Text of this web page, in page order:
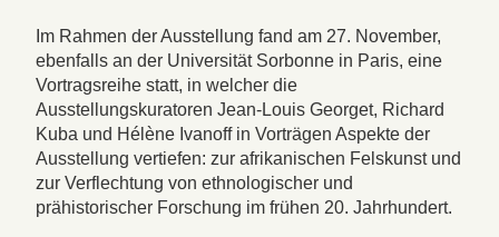
Im Rahmen der Ausstellung fand am 27. November,
ebenfalls an der Universität Sorbonne in Paris, eine
Vortragsreihe statt, in welcher die
Ausstellungskuratoren Jean-Louis Georget, Richard
Kuba und Hélène Ivanoff in Vorträgen Aspekte der
Ausstellung vertiefen: zur afrikanischen Felskunst und
zur Verflechtung von ethnologischer und
prähistorischer Forschung im frühen 20. Jahrhundert.